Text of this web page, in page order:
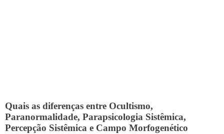
Quais as diferenças entre Ocultismo,
Paranormalidade, Parapsicologia Sistêmica,
Percepção Sistêmica e Campo Morfogenético